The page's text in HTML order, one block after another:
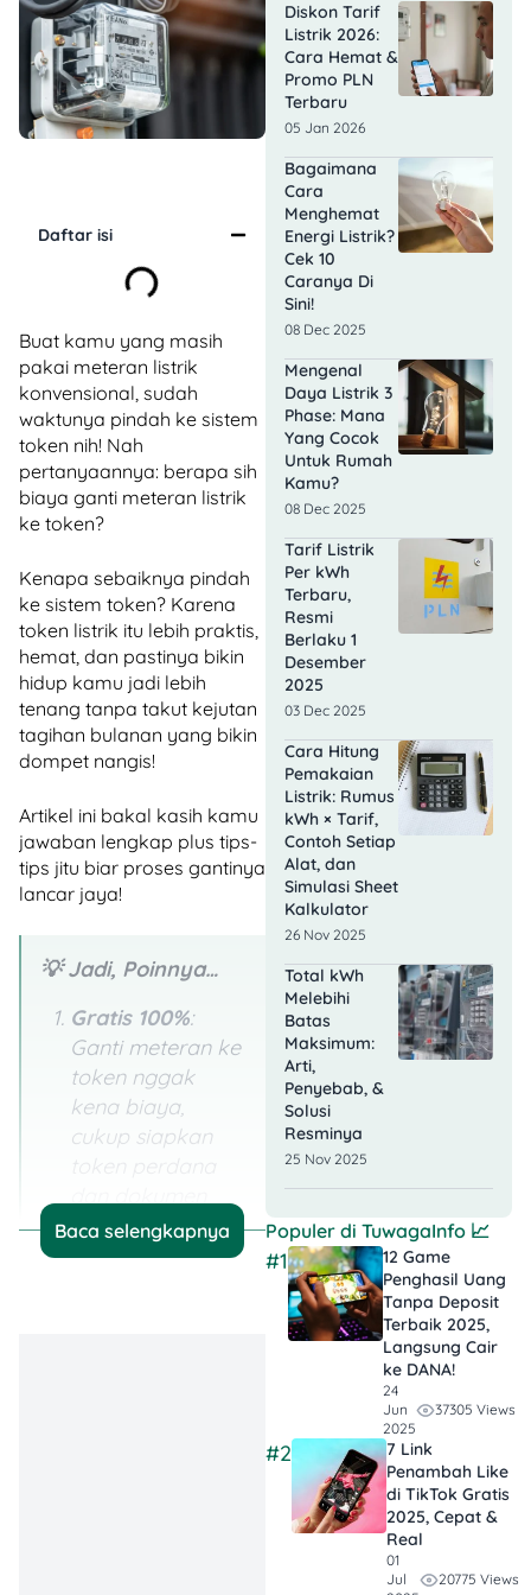
Daftar isi
Buat kamu yang masih
pakai meteran listrik
konvensional, sudah
waktunya pindah ke sistem
token nih! Nah
pertanyaannya: berapa sih
biaya ganti meteran listrik
ke token?
Kenapa sebaiknya pindah
ke sistem token? Karena
token listrik itu lebih praktis,
hemat, dan pastinya bikin
hidup kamu jadi lebih
tenang tanpa takut kejutan
tagihan bulanan yang bikin
dompet nangis!
Artikel ini bakal kasih kamu
jawaban lengkap plus tips-
tips jitu biar proses gantinya
lancar jaya!
💡 Jadi, Poinnya…
Gratis 100%:
Ganti meteran ke
token nggak
kena biaya,
cukup siapkan
lengkap.
Baca selengkapnya
Diskon Tarif
Listrik 2026:
Cara Hemat &
Promo PLN
Terbaru
05 Jan 2026
Bagaimana
Cara
Menghemat
Energi Listrik?
Cek 10
Caranya Di
Sini!
08 Dec 2025
Mengenal
Daya Listrik 3
Phase: Mana
Yang Cocok
Untuk Rumah
Kamu?
08 Dec 2025
Tarif Listrik
Per kWh
Terbaru,
Resmi
Berlaku 1
Desember
2025
03 Dec 2025
Cara Hitung
Pemakaian
Listrik: Rumus
kWh × Tarif,
Contoh Setiap
Alat, dan
Simulasi Sheet
Kalkulator
26 Nov 2025
Total kWh
Melebihi
Batas
Maksimum:
Arti,
Penyebab, &
Solusi
Resminya
25 Nov 2025
Populer di TuwagaInfo 📈
#1
12 Game
Penghasil Uang
Tanpa Deposit
Terbaik 2025,
Langsung Cair
ke DANA!
24
Jun
2025
37305 Views
#2
7 Link
Penambah Like
di TikTok Gratis
2025, Cepat &
Real
01
Jul
20775 Views